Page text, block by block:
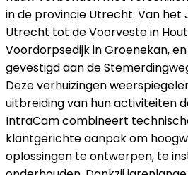
in de provincie Utrecht. Van het
Utrecht tot de Voorveste in
Voordorpsedijk in Groenekan,
gevestigd aan de
Deze verhuizingen
uitbreiding van hun activiteiten
IntraCam combineert
klantgerichte aanpak om
oplossingen te ontwerpen, te